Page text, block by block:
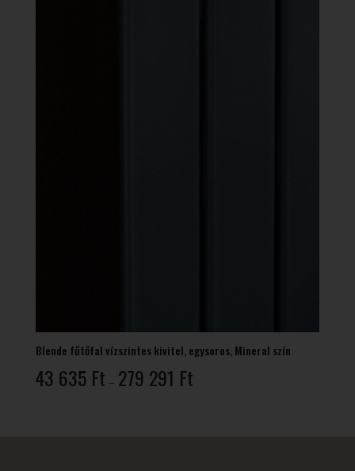
Blende fűtőfal vízszintes kivitel, egysoros, Mineral szín
43 635 Ft – 279 291 Ft43